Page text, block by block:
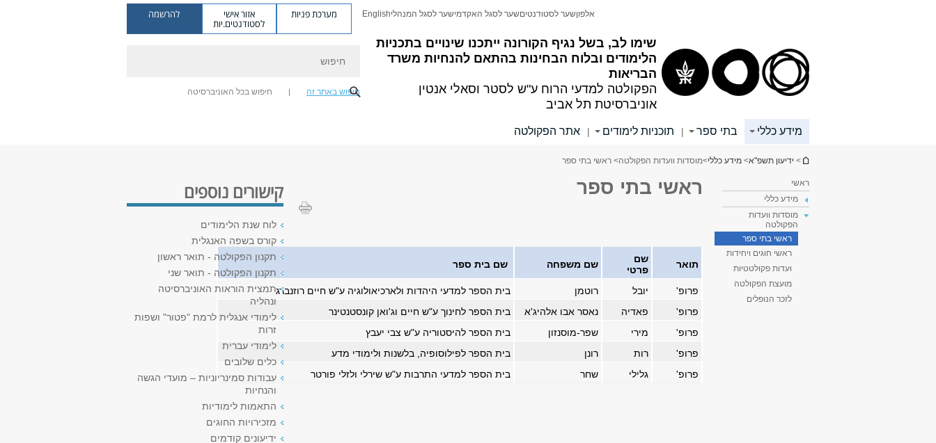
שימו לב, בשל נגיף הקורונה ייתכנו שינויים בתכניות
הלימודים ובלוח הבחינות בהתאם להנחיות משרד
הבריאות
הפקולטה למדעי הרוח ע"ש לסטר וסאלי אנטין
אוניברסיטת תל אביב
אלפוןשער לסטודנטיםשער לסגל האקדמישער לסגל המנהליEnglish מערכת פניות אזור אישי
לסטודנטים.יות
להרשמה
חיפוש באתר זה חיפוש בכל האוניברסיטה
מידע כללי בתי ספר | תוכניות לימודים | אתר הפקולטה
הינך נמצא כאן
> ידיעון תשפ"א> מידע כללי>מוסדות וועדות הפקולטה> ראשי בתי ספר
ראשי
מידע כללי
מוסדות וועדות
הפקולטה
ראשי בתי ספר
ראשי חוגים ויחידות
ועדות פקולטטיות
מועצת הפקולטה
לזכר הנופלים
ראשי בתי ספר
תואר
שם
פרטי
שם משפחה שם בית ספר
פרופ' יובל רוטמן
בית הספר למדעי היהדות ולארכיאולוגיה ע"ש חיים רוזנברג
פרופ'
פאדיה נאסר אבו אלהיג'א
בית הספר לחינוך ע"ש חיים וג'ואן קונסטנטינר
פרופ'
מירי שפר-מוסנזון
בית הספר להיסטוריה ע"ש צבי יעבץ
פרופ'
רות רונן
בית הספר לפילוסופיה, בלשנות ולימודי מדע
פרופ'
גלילי שחר ​בית הספר למדעי התרבות ע"ש שירלי ולזלי פורטר
קישורים נוספים
לוח שנת הלימודים
קורס בשפה האנגלית
תקנון הפקולטה - תואר ראשון
תקנון הפקולטה - תואר שני
תמצית הוראות האוניברסיטה
ונהליה
לימודי אנגלית לרמת "פטור" ושפות
זרות
לימודי עברית
כלים שלובים
עבודות סמינריוניות – מועדי הגשה
והנחיות
התאמות לימודיות
מזכירויות החוגים
ידיעונים קודמים